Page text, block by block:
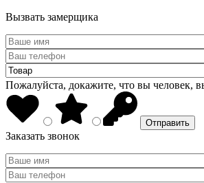
Вызвать замерщика
Пожалуйста, докажите, что вы человек,
Заказать звонок